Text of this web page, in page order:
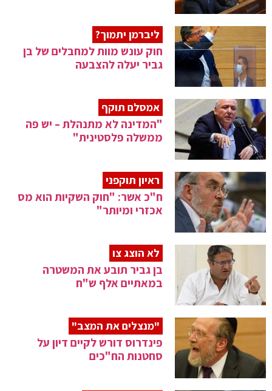
ליברמן יתמוך?
חוק עונש מוות למחבלים של בן
גביר יעלה להצבעה
אמסלם תוקף
"המדינה לא מתנהלת – יש פה
ממשלה פלסטינית"
ראיון תוקפני
ח"כ אשר: "חוק השקיות הוא מס
אכזרי ומיותר"
לא הוצג צו
בן גביר תובע את המשטרה
במאתיים אלף ש"ח
"מנצלים את המצב"
פינדרוס דורש לקיים דיון על
סחטנות הח"כים